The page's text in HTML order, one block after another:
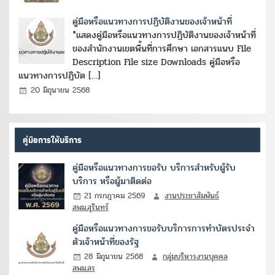
คู่มือหรือแนวทางการปฏิบัติงานของเจ้าหน้าที่
*แสดงคู่มือหรือแนวทางการปฏิบัติงานของเจ้าหน้าที่
ของสำนักงานเขตพื้นที่การศึกษา เอกสารแนบ File
Description File size Downloads คู่มือหรือ
แนวทางการปฏิบัต […]
20 มิถุนายน 2568
คู่มือการให้บริการ
คู่มือหรือแนวทางการขอรับ บริการสำหรับผู้รับ
บริการ หรือผู้มาติดต่อ
21 กรกฎาคม 2569
งานประชาสัมพันธ์
สพม.สุรินทร์
คู่มือหรือแนวทางการขอรับบริการการทำบัตรประจำ
ตัวเจ้าหน้าที่ของรัฐ
28 มิถุนายน 2568
กลุ่มบริหารงานบุคคล
สพม.สร